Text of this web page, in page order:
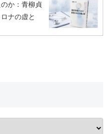
か：青柳貞
ナの虚と